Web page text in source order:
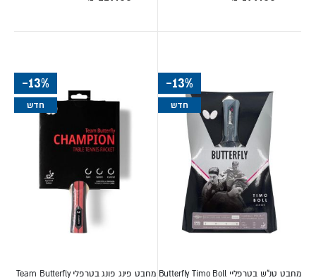
מיוחד מיוחד
-13%
חדש
מחבט טנ"ש בטרפליי Butterfly Timo Boll
-13%
חדש
מחבט פינג פונג בטרפלי Team Butterfly